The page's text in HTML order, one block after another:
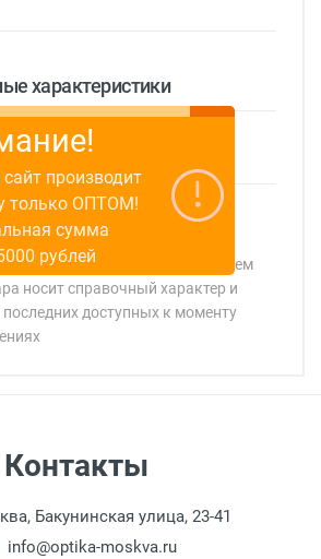
характеристики
характеристиках,
стране изготовления, внешнем
носит справочный характер и
доступных к моменту
субботам с 11:00 до 15:00, в
по адресу: г. Москва,
Контакты
Бакунинская улица, 23-41
info@optika-moskva.ru
производит
только ОПТОМ!
сумма
рублей